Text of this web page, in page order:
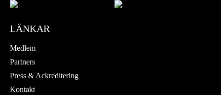
LÄNKAR
Medlem
Partners
Press & Ackreditering
Kontakt